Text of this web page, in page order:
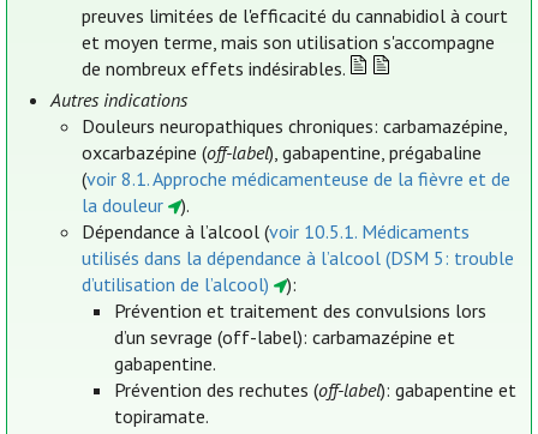
preuves limitées de l'efficacité du cannabidiol à court
et moyen terme, mais son utilisation s'accompagne
de nombreux effets indésirables.
Autres indications
Douleurs neuropathiques chroniques: carbamazépine,
oxcarbazépine (off-label), gabapentine, prégabaline
(voir 8.1. Approche médicamenteuse de la fièvre et de
la douleur
).
Dépendance à l’alcool (voir 10.5.1. Médicaments
utilisés dans la dépendance à l’alcool (DSM 5: trouble
d’utilisation de l’alcool)
):
Prévention et traitement des convulsions lors
d’un sevrage (off-label): carbamazépine et
gabapentine.
Prévention des rechutes (off-label): gabapentine et
topiramate.